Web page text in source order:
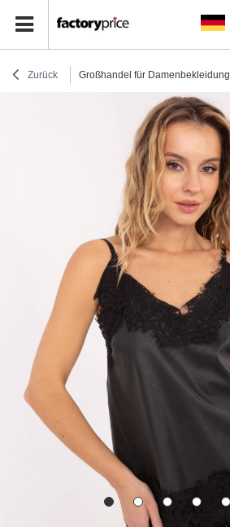
Zurück Großhandel für Damenbekleidung